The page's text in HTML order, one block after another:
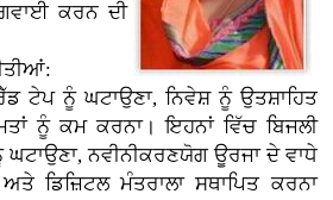
ਕਰਨ ਦੀ
ਨੂੰ ਘਟਾਉਣਾ, ਨਿਵੇਸ਼ ਨੂੰ ਉਤਸ਼ਾਹਿਤ
ਨੂੰ ਕਮ ਕਰਨਾ। ਇਹਨਾਂ ਵਿੱਚ ਬਿਜਲੀ
ਨਵੀਨੀਕਰਣਯੋਗ ਊਰਜਾ ਦੇ ਵਾਧੇ
ਡਿਜ਼ਿਟਲ ਮੰਤਰਾਲਾ ਸਥਾਪਿਤ ਕਰਨਾ